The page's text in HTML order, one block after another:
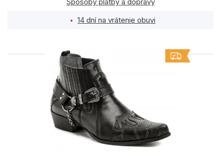
Spôsoby platby a dopravy
14 dní na vrátenie obuvi
PODOBNÉ PRODUKTY